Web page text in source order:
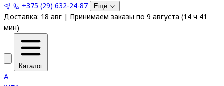
+375 (29) 632-24-87 Ещё
Доставка: 18 авг | Принимаем заказы по 9 августа (14 ч 41
мин)
Каталог
A